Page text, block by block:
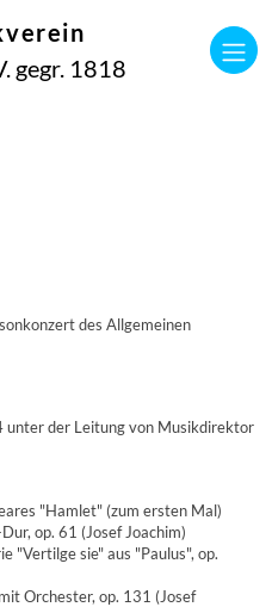
gegr. 1818
des Allgemeinen
der Leitung von Musikdirektor
"Hamlet" (zum ersten Mal)
op. 61 (Josef Joachim)
"Vertilge sie" aus "Paulus", op.
Orchester, op. 131 (Josef